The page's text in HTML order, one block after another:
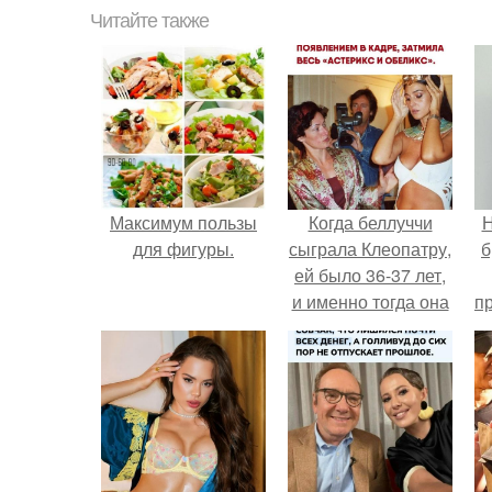
Читайте также
Максимум пользы
для фигуры.
Когда беллуччи
сыграла Клеопатру,
ей было 36-37 лет,
и именно тогда она
находилась на
вершине карьеры.